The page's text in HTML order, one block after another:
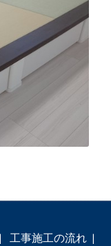
工事施工の流れ